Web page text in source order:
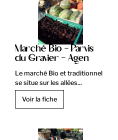
Marché Bio - Parvis
du Gravier - Agen
Le marché Bio et traditionnel
se situe sur les allées...
Voir la fiche